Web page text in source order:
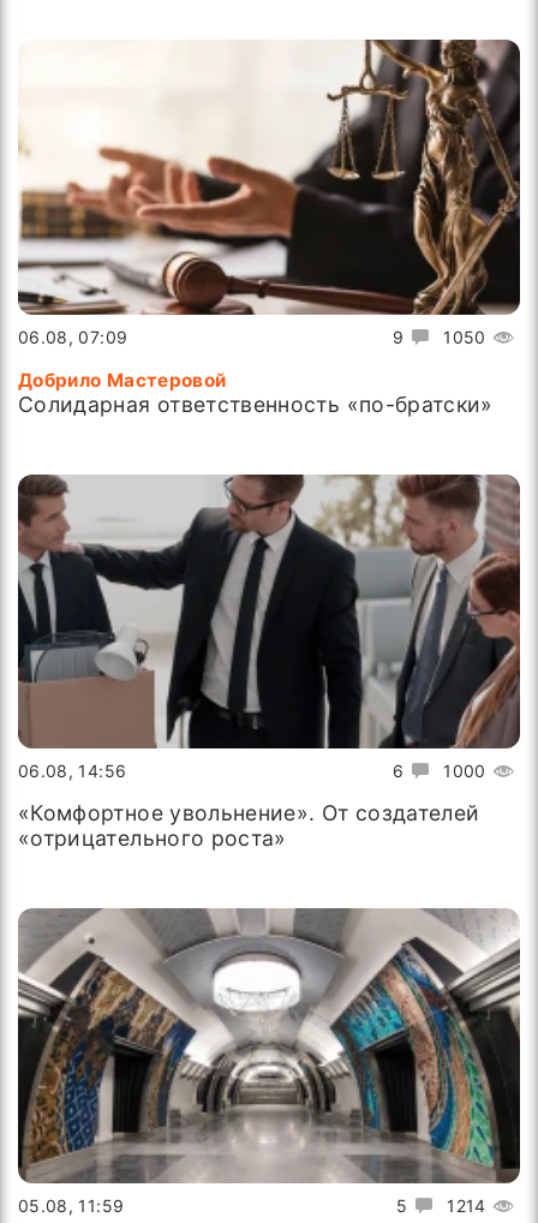
9 1050
06.08, 07:09
Добрило Мастеровой
Солидарная ответственность «по-братски»
6 1000
06.08, 14:56
«Комфортное увольнение». От создателей
«отрицательного роста»
5 1214
05.08, 11:59